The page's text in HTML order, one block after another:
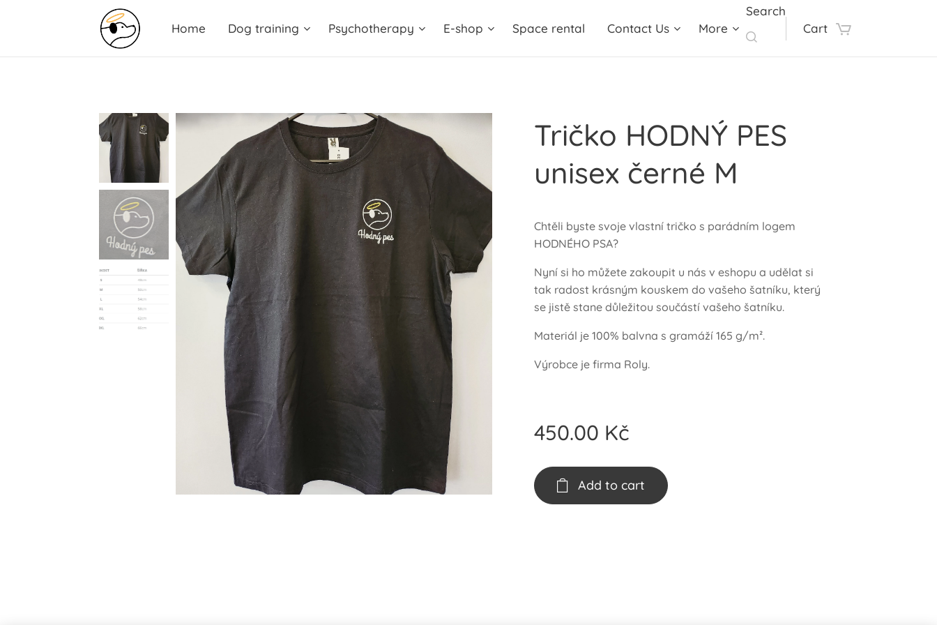
Home Dog training Psychotherapy E-shop Space rental Contact Us More
Search
Cart
Tričko HODNÝ PES
unisex černé M
Chtěli byste svoje vlastní tričko s parádním logem
HODNÉHO PSA?
Nyní si ho můžete zakoupit u nás v eshopu a udělat si
tak radost krásným kouskem do vašeho šatníku, který
se jistě stane důležitou součástí vašeho šatníku.
Materiál je 100% balvna s gramáží 165 g/m².
Výrobce je firma Roly.
450.00 Kč
Add to cart